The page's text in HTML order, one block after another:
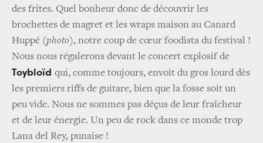
des frites. Quel bonheur donc de découvrir les
brochettes de magret et les wraps maison au Canard
Huppé (photo), notre coup de cœur foodista du festival !
Nous nous régalerons devant le concert explosif de
Toybloïd qui, comme toujours, envoit du gros lourd dès
les premiers riffs de guitare, bien que la fosse soit un
peu vide. Nous ne sommes pas déçus de leur fraîcheur
et de leur énergie. Un peu de rock dans ce monde trop
Lana del Rey, punaise !